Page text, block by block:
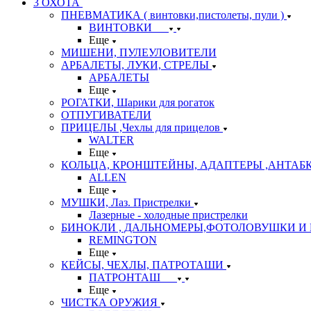
3 ОХОТА
ПНЕВМАТИКА ( винтовки,пистолеты, пули )
ВИНТОВКИ
Еще
МИШЕНИ, ПУЛЕУЛОВИТЕЛИ
АРБАЛЕТЫ, ЛУКИ, СТРЕЛЫ
АРБАЛЕТЫ
Еще
РОГАТКИ, Шарики для рогаток
ОТПУГИВАТЕЛИ
ПРИЦЕЛЫ ,Чехлы для прицелов
WALTER
Еще
КОЛЬЦА, КРОНШТЕЙНЫ, АДАПТЕРЫ
ALLEN
Еще
МУШКИ, Лаз. Пристрелки
Лазерные - холодные пристрелки
БИНОКЛИ , ДАЛЬНОМЕРЫ,ФОТОЛОВУШКИ И
REMINGTON
Еще
КЕЙСЫ, ЧЕХЛЫ, ПАТРОТАШИ
ПАТРОНТАШ
Еще
ЧИСТКА ОРУЖИЯ